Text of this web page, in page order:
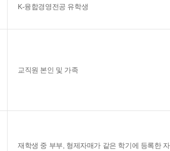
K-융합경영전공 유학생
교직원 본인 및 가족
재학생 중 부부, 형제자매가 같은 학기에 등록한 자